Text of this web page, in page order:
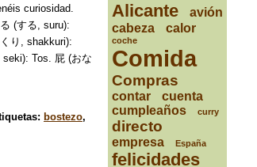
curiosidad.
(する, suru):
り, shakkuri):
Tos. 屁 (おな
bostezo,
Alicante
avión
cabeza
calor
coche
Comida
Compras
contar
cuenta
cumpleaños
curry
directo
empresa España
felicidades